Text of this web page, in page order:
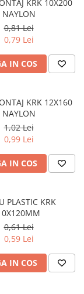
KRK 10X200
NAYLON
0,81 Lei
0,79 Lei
IN COS
KRK 12X160
NAYLON
1,02 Lei
0,99 Lei
IN COS
PLASTIC KRK
0,61 Lei
0,59 Lei
IN COS